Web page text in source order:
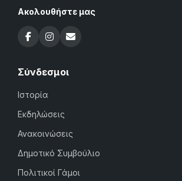
Ακολουθήστε μας
Σύνδεσμοι
Ιστορία
Εκδηλώσεις
Ανακοινώσεις
Δημοτικό Συμβούλιο
Πολιτικοί Γάμοι